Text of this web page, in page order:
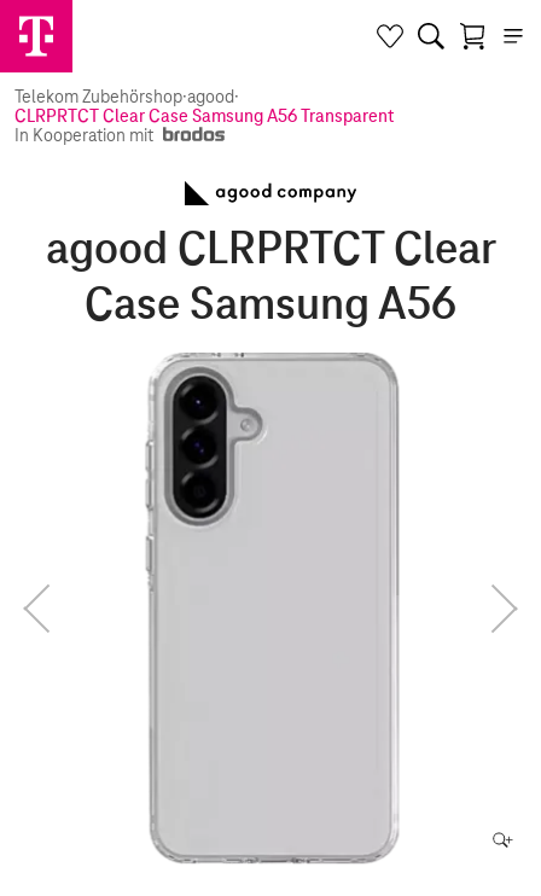
Telekom Zubehörshop·agood·
CLRPRTCT Clear Case Samsung A56 Transparent
In Kooperation mit
agood CLRPRTCT Clear
Case Samsung A56